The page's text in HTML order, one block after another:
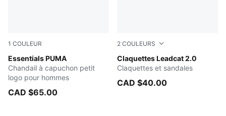
1 COULEUR
Essentials PUMA
GREEN TERRAIN
Chandail à capuchon petit
logo pour hommes
CAD $65.00
2 COULEURS
Claquettes Leadcat 2.0
PUMA White-PUMA Black
Claquettes et sandales
CAD $40.00